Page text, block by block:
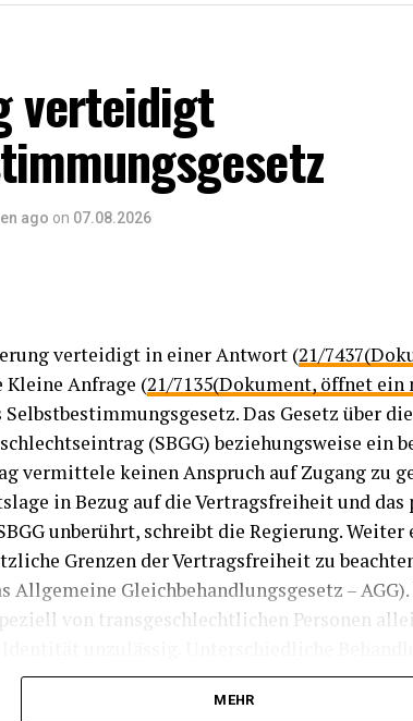
verteidigt
ago on 07.08.2026
verteidigt in einer Antwort (21/
Kleine Anfrage (21/7135(Dokument, öffnet ein
Das Gesetz über
(SBGG) beziehungsweise ein
vermittele keinen Anspruch auf Zugang zu
in Bezug auf die Vertragsfreiheit und
unberührt, schreibt die Regierung.
Grenzen der Vertragsfreiheit zu
Allgemeine Gleichbehandlungsgesetz –
von transgeschlechtlichen Personen
zulässig, wenn es dafür einen sachlichen Grund
der Fall sein, wenn die unterschiedliche
MEHR